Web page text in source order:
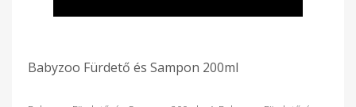
Babyzoo Fürdető és Sampon 200ml